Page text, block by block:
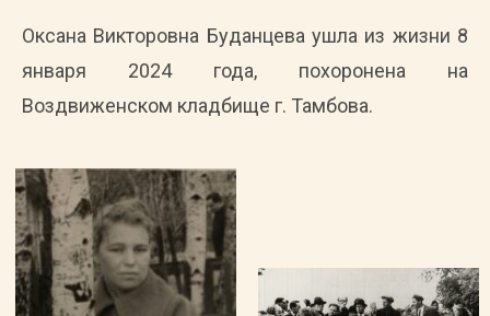
Оксана Викторовна Буданцева ушла из жизни 8
января 2024 года, похоронена на
Воздвиженском кладбище г. Тамбова.